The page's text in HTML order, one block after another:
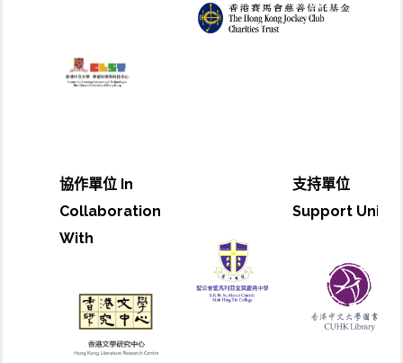
協作單位 In
Collaboration
With
支持單位
Support Unit